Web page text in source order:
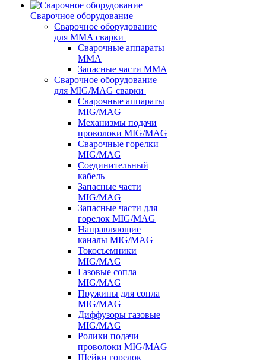
Сварочное оборудование
Сварочное оборудование
для MMA сварки
Сварочные аппараты
MMA
Запасные части MMA
Сварочное оборудование
для MIG/MAG сварки
Сварочные аппараты
MIG/MAG
Механизмы подачи
проволоки MIG/MAG
Сварочные горелки
MIG/MAG
Соединительный
кабель
Запасные части
MIG/MAG
Запасные части для
горелок MIG/MAG
Направляющие
каналы MIG/MAG
Токосъемники
MIG/MAG
Газовые сопла
MIG/MAG
Пружины для сопла
MIG/MAG
Диффузоры газовые
MIG/MAG
Ролики подачи
проволоки MIG/MAG
Шейки горелок